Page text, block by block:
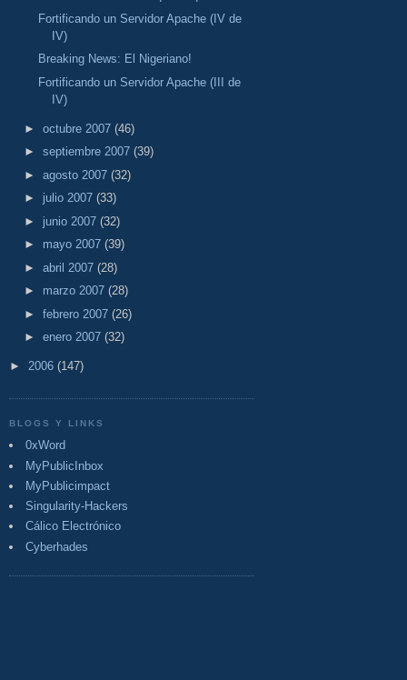
Fortificando un Servidor Apache (IV de
IV)
Breaking News: El Nigeriano!
Fortificando un Servidor Apache (III de
IV)
► octubre 2007 (46)
► septiembre 2007 (39)
► agosto 2007 (32)
► julio 2007 (33)
► junio 2007 (32)
► mayo 2007 (39)
► abril 2007 (28)
► marzo 2007 (28)
► febrero 2007 (26)
► enero 2007 (32)
► 2006 (147)
BLOGS Y LINKS
0xWord
MyPublicInbox
MyPublicimpact
Singularity-Hackers
Cálico Electrónico
Cyberhades